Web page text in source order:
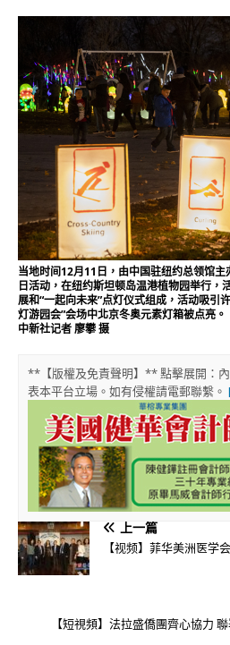
当地时间12月11日，由中国驻纽约总领馆主
日活动，在纽约斯坦顿岛温港植物园举行，
展和“一起向未来”点灯仪式组成，活动吸引
灯游园会”会场中北京冬奥元素灯箱被点亮。
中新社记者 廖攀 摄
**【版權及免責聲明】** 點擊展開：
表本平台立場。如有侵權請電郵聯繫。
上一篇
【视频】菲华美洲医学
【短視頻】法拉盛僑團齊心協力